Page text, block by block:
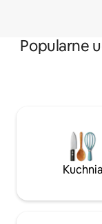
Popularne
Kuchnia